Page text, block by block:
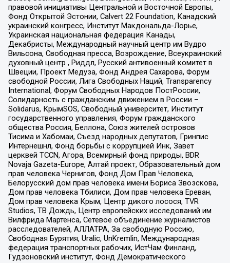
правовой инициативы Центральной и Восточной Европы,
Фонд Открытой Эстонии, Calvert 22 Foundation, Канадский
украинский конгресс, Институт Макдональда-Лорье,
Украинская национальная федерация Канады,
Декабристы, Международный научный центр им Вудро
Вильсона, Свободная пресса, Возрождение, Всеукраинский
духовный центр , Риддл, Русский антивоенный комитет в
Швеции, Проект Медуза, Фонд Андрея Сахарова, Форум
свободной России, Лига Свободных Наций, Transparеncy
International, Форум Свободных Народов ПостРоссии,
Солидарность с гражданским движением в России –
Solidarus, КрымSOS, Свободный университет, Институт
государственного управления, Форум гражданского
общества Россия, Беллона, Союз жителей островов
Тисима и Хабомаи, Съезд народных депутатов, Гринпис
Интернешнл, Фонд борьбы с коррупцией Инк, Завет
церквей TCCN, Агора, Всемирный фонд природы, BDR
Novaja Gazeta-Europe, Алтай проект, Образовательный дом
прав человека Чернигов, Фонд Дом Прав Человека,
Белорусский дом прав человека имени Бориса Звозскова,
Дом прав человека Тбилиси, Дом прав человека Ереван,
Дом прав человека Крым, Центр дикого лосося, TVR
Studios, ТВ Дождь, Центр европейских исследований им
Вилфрида Мартенса, Сетевое объединение журналистов
расследователей, АЛЛАТРА, За свободную Россию,
Свободная Бурятия, Uralic, UnKremlin, Международная
федерация транспортных рабочих, ИстЧам Финланд,
Гудзоновский институт, Фонд Демократического